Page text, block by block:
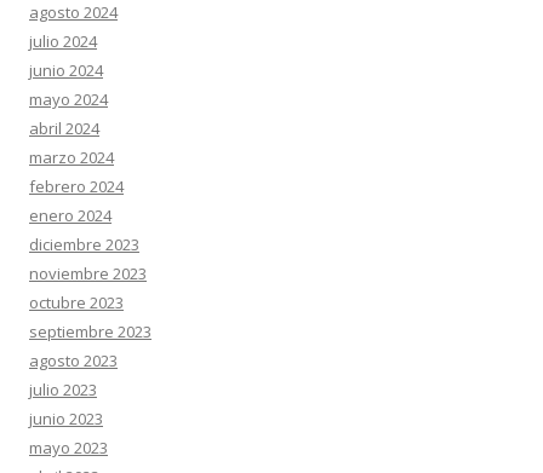
agosto 2024
julio 2024
junio 2024
mayo 2024
abril 2024
marzo 2024
febrero 2024
enero 2024
diciembre 2023
noviembre 2023
octubre 2023
septiembre 2023
agosto 2023
julio 2023
junio 2023
mayo 2023